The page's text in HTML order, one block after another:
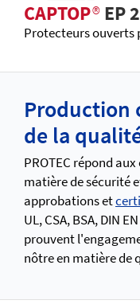
CAPTOP®EP
Protecteurs ouverts
Production
de la
PROTEC répond
matière de sécurité
approbations et
UL, CSA, BSA, DIN
prouvent
nôtre en matière de